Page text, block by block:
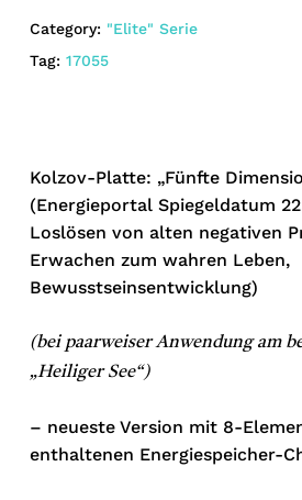
Category: "Elite" Serie
Tag: 17055
Kolzov-Platte: „Fünfte
(Energieportal Spiegeldatum
Loslösen von alten negativen
Erwachen zum wahren Leben,
Bewusstseinsentwicklung)
(bei paarweiser Anwendung am
„Heiliger See“)
– neueste Version mit 8-
enthaltenen Energiespeicher-